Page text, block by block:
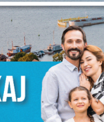
Szanujemy Twoją
lub zaakceptować je
dokonać zmiany swoich
Niezbędne
Niezbędne pliki cookies
strony internetowej i
oferowanych przez nas
Pliki cookies
w celu m.in.
prywatności, logowania
Więcej